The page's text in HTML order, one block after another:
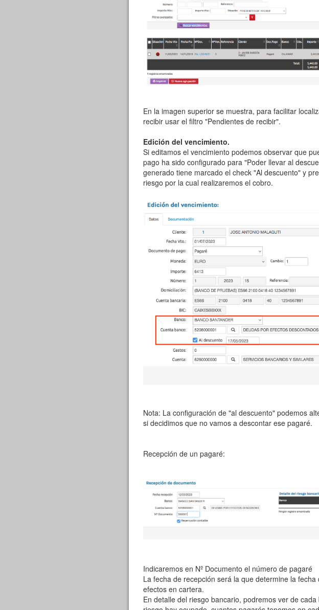
En la imagen superior se muestra, para facilitar
recibir usar el filtro "Pendientes de recibir".
Edición del vencimiento.
Si editamos el vencimiento podemos observar que
pago ha sido configurado para "Poder llevar al
generado tiene marcado el check "Al descuento" y
riesgo por la cual realizaremos el cobro.
Nota: La configuración de "al descuento" podemos
si decidimos que no vamos a descontar ese pagaré.
Recepción de un pagaré:
Indicaremos en Nº Documento el número de pagaré
La fecha de recepción será la que determine la
efectos en cartera.
En detalle del riesgo bancario, podremos ver de